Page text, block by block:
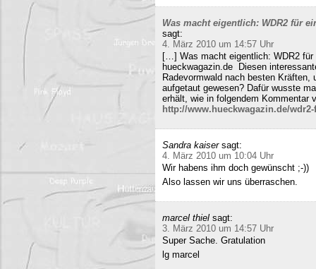
Was macht eigentlich: WDR2 für
sagt:
4. März 2010 um 14:57 Uhr
[…] Was macht eigentlich: WDR2
hueckwagazin.de Diesen
Radevormwald nach besten
aufgetaut gewesen? Dafür wusste
erhält, wie in folgendem Kommentar
http://www.hueckwagazin.de/
Sandra kaiser sagt:
4. März 2010 um 10:04 Uhr
Wir habens ihm doch gewünscht ;-))
Also lassen wir uns überraschen.
marcel thiel sagt:
3. März 2010 um 14:57 Uhr
Super Sache. Gratulation
lg marcel